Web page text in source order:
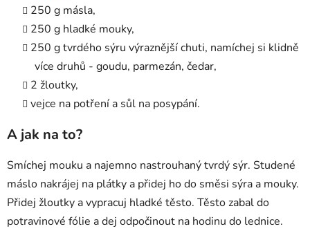
250 g másla,
250 g hladké mouky,
250 g tvrdého sýru výraznější chuti, namíchej si klidně
více druhů - goudu, parmezán, čedar,
2 žloutky,
vejce na potření a sůl na posypání.
A jak na to?
Smíchej mouku a najemno nastrouhaný tvrdý sýr. Studené
máslo nakrájej na plátky a přidej ho do směsi sýra a mouky.
Přidej žloutky a vypracuj hladké těsto. Těsto zabal do
potravinové fólie a dej odpočinout na hodinu do lednice.